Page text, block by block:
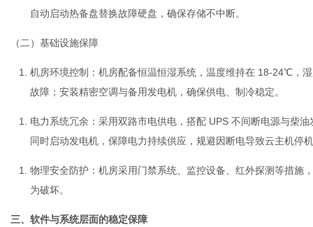
自动启动热备盘替换故障硬盘，确保存储不中断。
（二）基础设施保障
机房环境控制 ：机房配备恒温恒湿系统，温度维持在 18-24℃，
故障；安装精密空调与备用发电机，确保供电、制冷稳定。
电力系统冗余 ：采用双路市电供电，搭配 UPS 不间断电源与柴
同时启动发电机，保障电力持续供应，规避因断电导致云主机停
物理安全防护 ：机房采用门禁系统、监控设备、红外探测等措
为破坏。
三、软件与系统层面的稳定保障